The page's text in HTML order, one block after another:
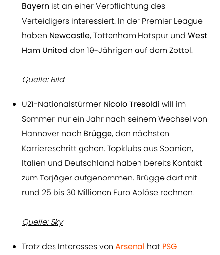
Bayern ist an einer Verpflichtung des
Verteidigers interessiert. In der Premier League
haben Newcastle, Tottenham Hotspur und West
Ham United den 19-Jährigen auf dem Zettel.
Quelle: Bild
U21-Nationalstürmer Nicolo Tresoldi will im
Sommer, nur ein Jahr nach seinem Wechsel von
Hannover nach Brügge, den nächsten
Karriereschritt gehen. Topklubs aus Spanien,
Italien und Deutschland haben bereits Kontakt
zum Torjäger aufgenommen. Brügge darf mit
rund 25 bis 30 Millionen Euro Ablöse rechnen.
Quelle: Sky
Trotz des Interesses von Arsenal hat PSG